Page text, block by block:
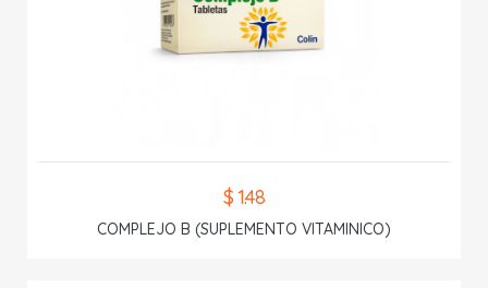
$ 1.48
COMPLEJO B (SUPLEMENTO VITAMINICO)